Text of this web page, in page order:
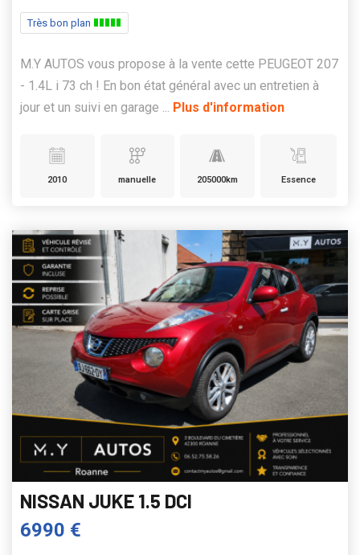
Très bon plan
M.Y AUTOS vous propose à la vente cette PEUGEOT 207
- 1.4L i 73 ch ! En bon état général avec un entretien à
jour et un suivi en garage ... Plus d'information
2010 manuelle 205000km Essence
NISSAN JUKE 1.5 DCI
6990 €